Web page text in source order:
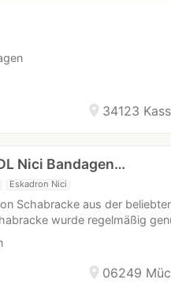
location_on 34123
Nici Bandagen…
Eskadron Nici
Schabracke aus der
wurde regelmäßig
location_on 06249